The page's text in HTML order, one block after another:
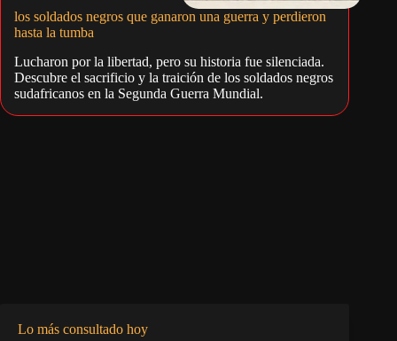
los soldados negros que ganaron una guerra y perdieron
hasta la tumba
Lucharon por la libertad, pero su historia fue silenciada.
Descubre el sacrificio y la traición de los soldados negros
sudafricanos en la Segunda Guerra Mundial.
Lo más consultado hoy